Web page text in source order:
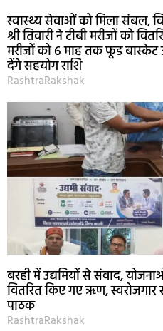
स्वास्थ्य सेवाओं को मिला संबल,
श्री तिवारी ने टीबी मरीजों को
मरीजों को 6 माह तक फूड
देंगे सहयोग राशि
RashtraRakshak
बरही में उद्यमियों से संवाद,
वितरित किए गए ऋण,
पाठक
RashtraRakshak